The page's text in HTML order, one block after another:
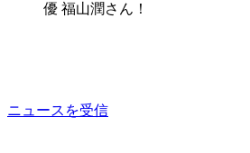
優 福山潤さん！
ニュースを受信